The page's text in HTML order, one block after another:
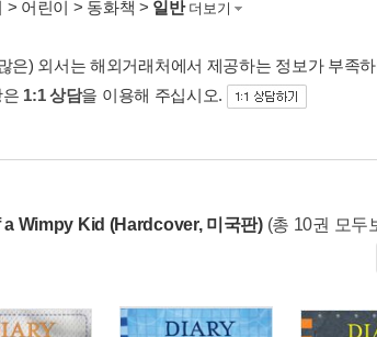
> 어린이 > 동화책 > 일반 더보기
은) 외서는 해외거래처에서 제공하는 정보가 부족
1:1 상담을 이용해 주십시오.
Wimpy Kid (Hardcover, 미국판) (총 10권 모두